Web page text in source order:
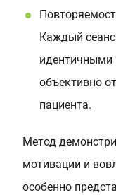
Каждый
идентичными
объективно
пациента.
Метод
мотивации и
особенно